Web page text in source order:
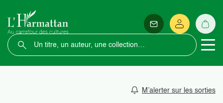
M’alerter sur les sorties